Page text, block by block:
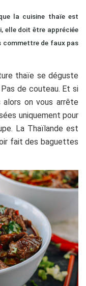
la cuisine thaïe est
elle doit être appréciée
commettre de faux pas
thaïe se déguste
de couteau. Et si
on vous arrête
uniquement pour
La Thaïlande est
fait des baguettes